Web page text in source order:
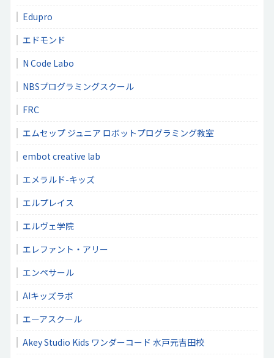
Edupro
エドモンド
N Code Labo
NBSプログラミングスクール
FRC
エムセップ ジュニア ロボットプログラミング教室
embot creative lab
エメラルド-キッズ
エルプレイス
エルヴェ学院
エレファント・アリー
エンペサール
AIキッズラボ
エーアスクール
Akey Studio Kids ワンダーコード 水戸元吉田校